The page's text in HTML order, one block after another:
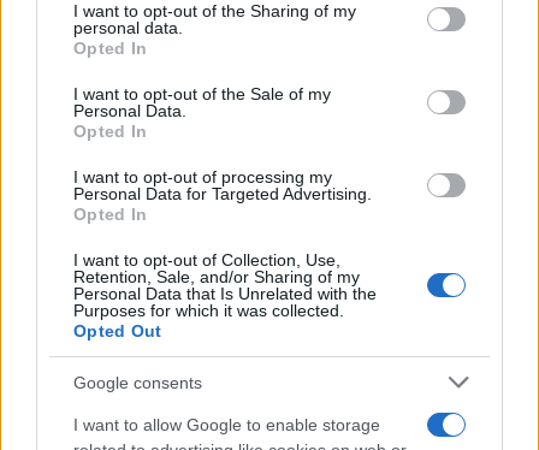
not limited to your visit or usage behaviour. You may click to
grant or deny consent to Google and its third-party tags to
use your data for below specified purposes in below Google
consent section.
I want to opt-out of the Sharing of my
personal data.
Opted In
I want to opt-out of the Sale of my
Personal Data.
Opted In
I want to opt-out of processing my
Personal Data for Targeted Advertising.
Opted In
I want to opt-out of Collection, Use,
Retention, Sale, and/or Sharing of my
Personal Data that Is Unrelated with the
Purposes for which it was collected.
Opted Out
Google consents
I want to allow Google to enable storage
NEWS E ATTUALITÀ
ICA Milano presenta mostre, concerti e letture per
l’autunno 2026